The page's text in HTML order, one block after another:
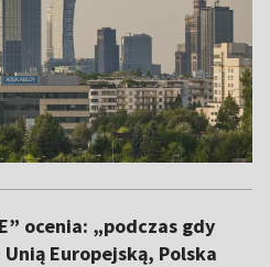
ocenia: „podczas gdy
Europejską, Polska